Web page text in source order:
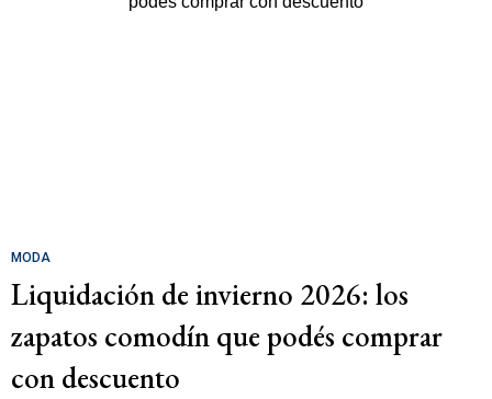
MODA
Liquidación de invierno 2026: los
zapatos comodín que podés comprar
con descuento